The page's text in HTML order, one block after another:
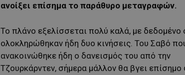
ανοίξει επίσημα το παράθυρο μεταγραφών.
Το πλάνο εξελίσσεται πολύ καλά, με δεδομένο
ολοκληρώθηκαν ήδη δυο κινήσεις. Του Σαβό
ανακοινώθηκε ήδη ο δανεισμός του από την
Τζουρκάρντεν, σήμερα μάλλον θα βγει επίσημο